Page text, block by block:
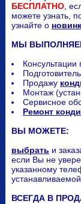
БЕСПЛАТНО ,
можете узнать,
узнайте о
МЫ
Продажу
Монтаж
Сервисное
Ремонт
ВЫ МОЖЕТЕ:
выбрать и
если Вы не
указанному
ВСЕГДА В